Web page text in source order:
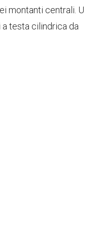
montanti centrali. U
testa cilindrica da